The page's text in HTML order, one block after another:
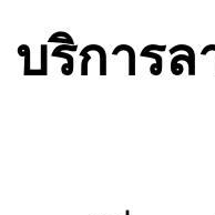
บริการ